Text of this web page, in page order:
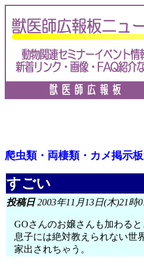
爬虫類・両棲類・カメ掲示
すごい
投稿日2003年11月13日(木)21時
GOさんのお嬢さんも加わる
息子には絶対教えられない世
家出されちゃう。